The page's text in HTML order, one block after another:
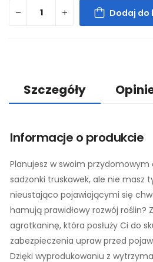
Dodaj do
Szczegóły
Informacje o produkcie
Planujesz w swoim przydomowym
sadzonki truskawek, ale nie masz
nieustająco pojawiającymi się
hamują prawidłowy rozwój roślin?
agrotkaninę, która posłuży Ci do
zabezpieczenia upraw przed
Dzięki wyprodukowaniu z